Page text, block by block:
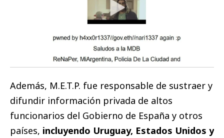
Además, M.E.T.P. fue responsable de sustraer y
difundir información privada de altos
funcionarios del Gobierno de España y otros
países, incluyendo Uruguay, Estados Unidos y